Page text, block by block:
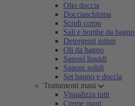
Olio doccia
Docciaschiuma
Scrub corpo
Sali e bombe da bagno
Detergenti intimi
Oli da bagno
Saponi liquidi
Saponi solidi
Set bagno e doccia
Trattamenti mani
Visualizza tutti
Creme mani